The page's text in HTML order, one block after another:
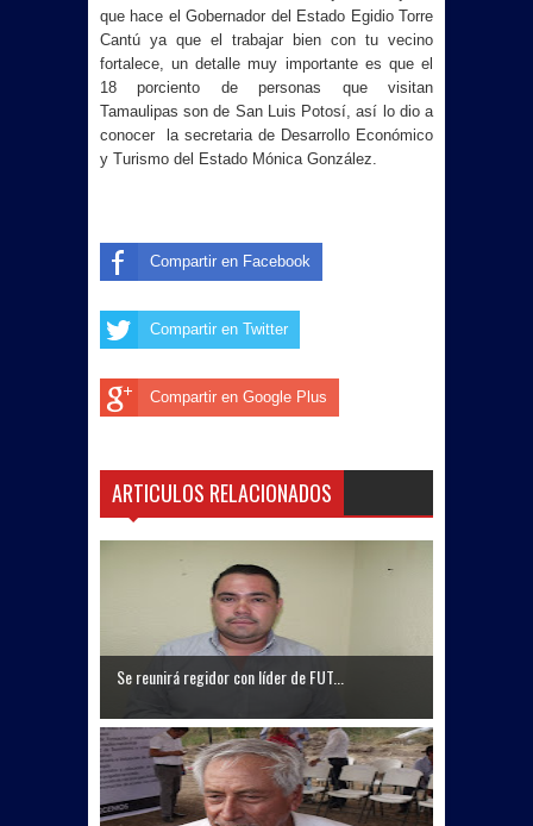
que hace el Gobernador del Estado Egidio Torre
Cantú ya que el trabajar bien con tu vecino
fortalece, un detalle muy importante es que el
18 porciento de personas que visitan
Tamaulipas son de San Luis Potosí, así lo dio a
conocer la secretaria de Desarrollo Económico
y Turismo del Estado Mónica González.
Compartir en Facebook
Compartir en Twitter
Compartir en Google Plus
ARTICULOS RELACIONADOS
Se reunirá regidor con líder de FUT...